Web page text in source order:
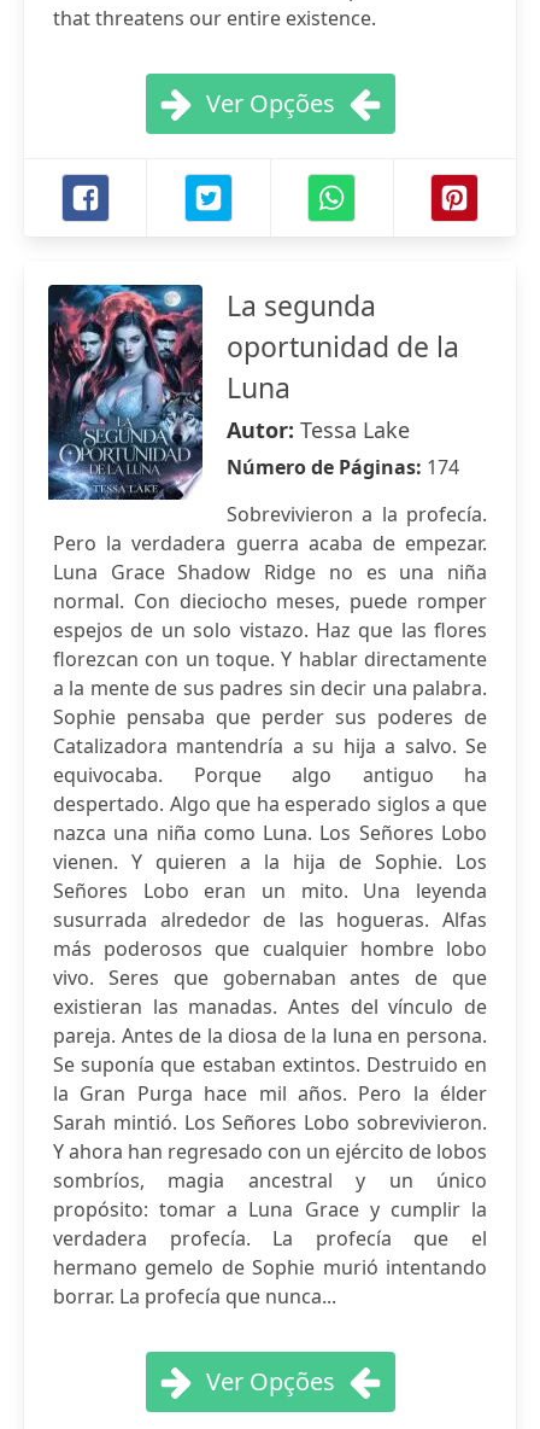
that threatens our entire existence.
Ver Opções
La segunda
oportunidad de la
Luna
Autor: Tessa Lake
Número de Páginas: 174
Sobrevivieron a la profecía.
Pero la verdadera guerra acaba de empezar.
Luna Grace Shadow Ridge no es una niña
normal. Con dieciocho meses, puede romper
espejos de un solo vistazo. Haz que las flores
florezcan con un toque. Y hablar directamente
a la mente de sus padres sin decir una palabra.
Sophie pensaba que perder sus poderes de
Catalizadora mantendría a su hija a salvo. Se
equivocaba. Porque algo antiguo ha
despertado. Algo que ha esperado siglos a que
nazca una niña como Luna. Los Señores Lobo
vienen. Y quieren a la hija de Sophie. Los
Señores Lobo eran un mito. Una leyenda
susurrada alrededor de las hogueras. Alfas
más poderosos que cualquier hombre lobo
vivo. Seres que gobernaban antes de que
existieran las manadas. Antes del vínculo de
pareja. Antes de la diosa de la luna en persona.
Se suponía que estaban extintos. Destruido en
la Gran Purga hace mil años. Pero la élder
Sarah mintió. Los Señores Lobo sobrevivieron.
Y ahora han regresado con un ejército de lobos
sombríos, magia ancestral y un único
propósito: tomar a Luna Grace y cumplir la
verdadera profecía. La profecía que el
hermano gemelo de Sophie murió intentando
borrar. La profecía que nunca...
Ver Opções